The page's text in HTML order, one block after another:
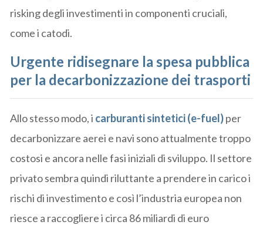
risking degli investimenti in componenti cruciali,
come i catodi.
Urgente ridisegnare la spesa pubblica
per la decarbonizzazione dei trasporti
Allo stesso modo, i carburanti sintetici (e-fuel)per
decarbonizzare aerei e navi sono attualmente troppo
costosi e ancora nelle fasi iniziali di sviluppo. Il settore
privato sembra quindi riluttante a prendere in carico i
rischi di investimento e così l’industria europea non
riesce a raccogliere i circa 86 miliardi di euro